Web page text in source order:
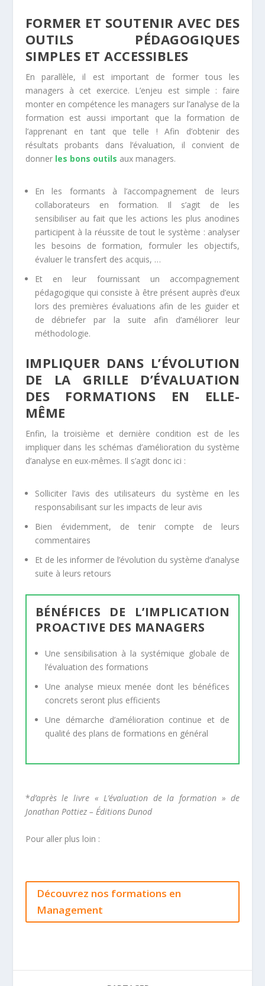
FORMER ET SOUTENIR AVEC DES
OUTILS PÉDAGOGIQUES
SIMPLES ET ACCESSIBLES
En parallèle, il est important de former tous les
managers à cet exercice. L’enjeu est simple : faire
monter en compétence les managers sur l’analyse de la
formation est aussi important que la formation de
l’apprenant en tant que telle ! Afin d’obtenir des
résultats probants dans l’évaluation, il convient de
donner les bons outils aux managers.
En les formants à l’accompagnement de leurs
collaborateurs en formation. Il s’agit de les
sensibiliser au fait que les actions les plus anodines
participent à la réussite de tout le système : analyser
les besoins de formation, formuler les objectifs,
évaluer le transfert des acquis, …
Et en leur fournissant un accompagnement
pédagogique qui consiste à être présent auprès d’eux
lors des premières évaluations afin de les guider et
de débriefer par la suite afin d’améliorer leur
méthodologie.
IMPLIQUER DANS L’ÉVOLUTION
DE LA GRILLE D’ÉVALUATION
DES FORMATIONS EN ELLE-
MÊME
Enfin, la troisième et dernière condition est de les
impliquer dans les schémas d’amélioration du système
d’analyse en eux-mêmes. Il s’agit donc ici :
Solliciter l’avis des utilisateurs du système en les
responsabilisant sur les impacts de leur avis
Bien évidemment, de tenir compte de leurs
commentaires
Et de les informer de l’évolution du système d’analyse
suite à leurs retours
BÉNÉFICES DE L’IMPLICATION
PROACTIVE DES MANAGERS
Une sensibilisation à la systémique globale de
l’évaluation des formations
Une analyse mieux menée dont les bénéfices
concrets seront plus efficients
Une démarche d’amélioration continue et de
qualité des plans de formations en général
*d’après le livre « L’évaluation de la formation » de
Jonathan Pottiez – Éditions Dunod
Pour aller plus loin :
Découvrez nos formations en
Management